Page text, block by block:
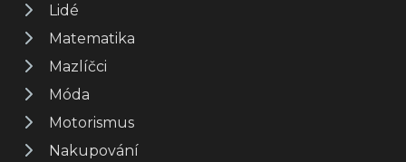
Lidé
Matematika
Mazlíčci
Móda
Motorismus
Nakupování